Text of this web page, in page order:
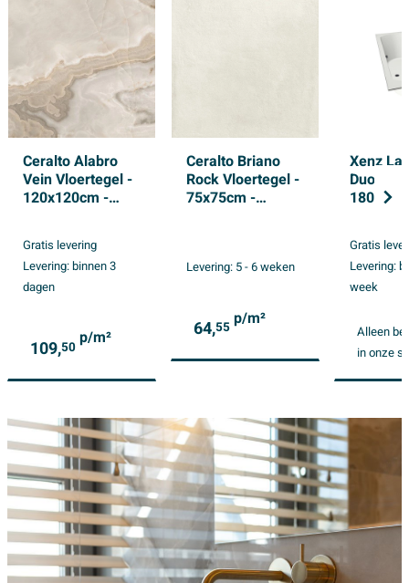
Ceralto Alabro
Vein Vloertegel -
120x120cm -
gerectificeerd -
Noisette
Gratis levering
Levering:binnen 3
dagen
109,50 p/m²
Ceralto Briano
Rock Vloertegel -
75x75cm -
Levering: 5 - 6 weken
64,55 p/m²
Xenz
Duobad -
acryl -
Gratis
Levering:
week
Alleen
in onze